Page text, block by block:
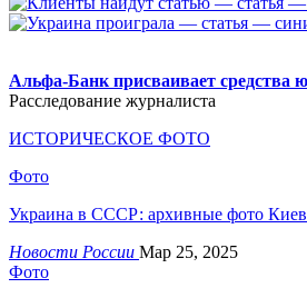
Альфа-Банк присваивает средства
Расследование журналиста
ИСТОРИЧЕСКОЕ ФОТО
Фото
Украина в СССР: архивные фото
Новости России Мар 25, 2025
Фото